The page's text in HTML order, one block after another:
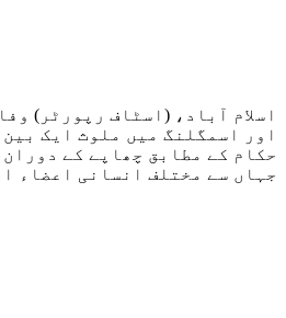
اور اسمگلنگ میں ملوث ایک
حکام کے مطابق چھاپے کے
جہاں سے مختلف انسانی اعضاء